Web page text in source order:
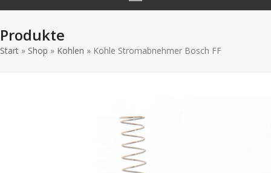
Open
menu
Close
menu
Produkte
Start » Shop » Kohlen » Kohle Stromabnehmer Bosch FF